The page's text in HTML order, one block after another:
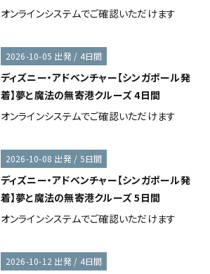
オンラインシステムでご確認いただけます
2026-10-05 出発 / 4日間
ディズニー・アドベンチャー【シンガポール発
着】夢と魔法の無寄港クルーズ 4日間
オンラインシステムでご確認いただけます
2026-10-08 出発 / 5日間
ディズニー・アドベンチャー【シンガポール発
着】夢と魔法の無寄港クルーズ 5日間
オンラインシステムでご確認いただけます
2026-10-12 出発 / 4日間